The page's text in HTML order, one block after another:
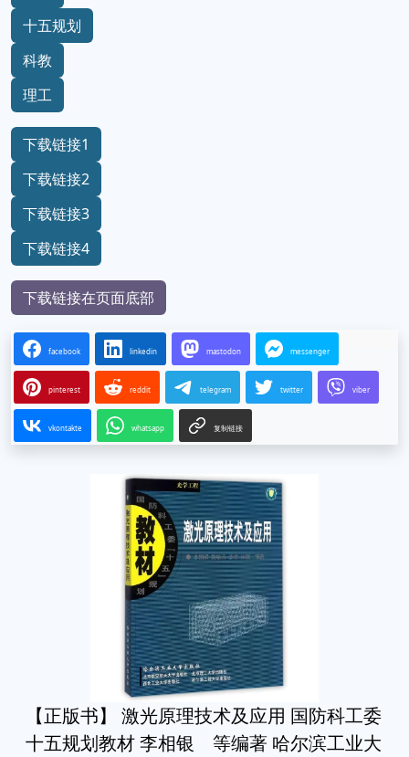
十五规划
科教
理工
下载链接1
下载链接2
下载链接3
下载链接4
下载链接在页面底部
facebook linkedin mastodon messenger
pinterest reddit telegram twitter viber
vkontakte whatsapp 复制链接
【正版书】 激光原理技术及应用 国防科工委
十五规划教材 李相银 等编著 哈尔滨工业大